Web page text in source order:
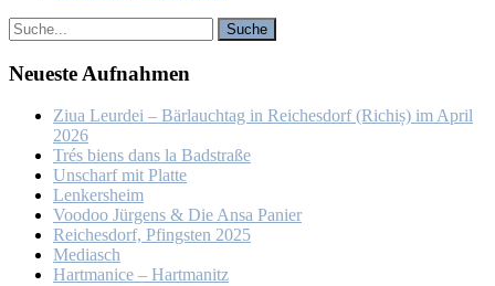
Neu­es­te Auf­nah­men
Ziua Leur­dei – Bär­lauch­tag in Rei­ches­dorf (Ri­chiș) im April
2026
Trés biens dans la Bad­stra­ße
Un­scharf mit Plat­te
Len­kers­heim
Voo­doo Jür­gens & Die An­sa Pa­nier
Rei­ches­dorf, Pfings­ten 2025
Me­dia­sch
Hart­ma­nice – Hart­ma­nitz